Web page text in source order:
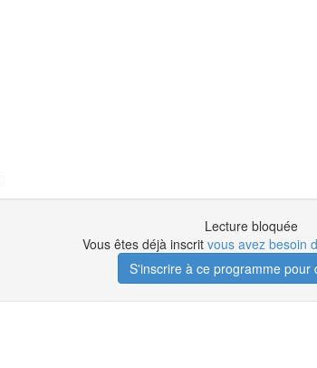
Lecture bloquée
Vous êtes déjà inscrit vous avez besoin
S'inscrire à ce programme pour